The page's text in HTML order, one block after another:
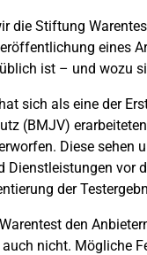
die Stiftung
eines
ist – und wozu
sich als eine der
(BMJV)
Diese sehen
Dienstleistungen vor
der
den
nicht. Mögliche